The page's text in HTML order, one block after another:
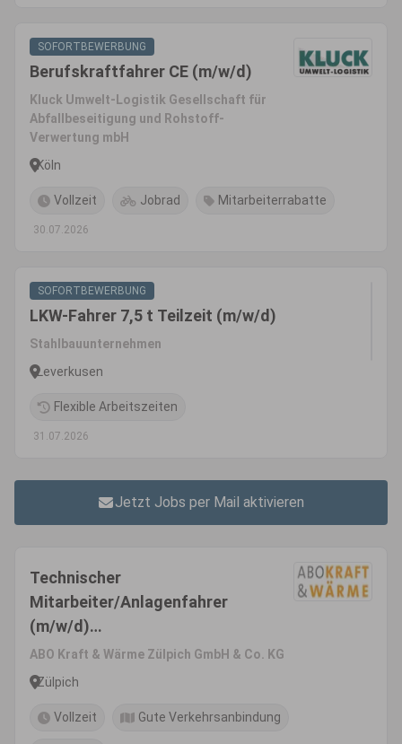
SOFORTBEWERBUNG
Berufskraftfahrer CE (m/w/d)
Kluck Umwelt-Logistik Gesellschaft für
Abfallbeseitigung und Rohstoff-
Verwertung mbH
Köln
Vollzeit Jobrad Mitarbeiterrabatte
30.07.2026
SOFORTBEWERBUNG
LKW-Fahrer 7,5 t Teilzeit (m/w/d)
Stahlbauunternehmen
Leverkusen
Flexible Arbeitszeiten
31.07.2026
Jetzt Jobs per Mail aktivieren
Technischer
Mitarbeiter/Anlagenfahrer
(m/w/d)
Abfallvergärungsanlage
ABO Kraft & Wärme Zülpich GmbH & Co. KG
Zülpich
Vollzeit Gute Verkehrsanbindung